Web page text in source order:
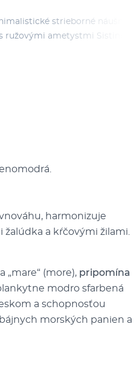
strieborné náušnice
ružovými ametystmi Sistine
harmonizuje
a kŕčovými žilami.
„mare“ (more), pripomína
modro sfarbená
a schopnosťou
morských panien a